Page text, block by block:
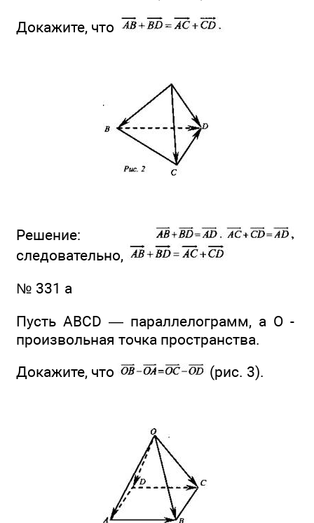
Докажите, что
Решение:
следовательно,
№ 331 а
Пусть ABCD — параллелограмм, а О -
произвольная точка пространства.
Докажите, что
(рис. 3).